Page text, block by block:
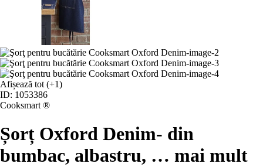
Afișează tot (+1)
ID: 1053386
Cooksmart ®
Șorț Oxford Denim- din
bumbac, albastru, … mai mult